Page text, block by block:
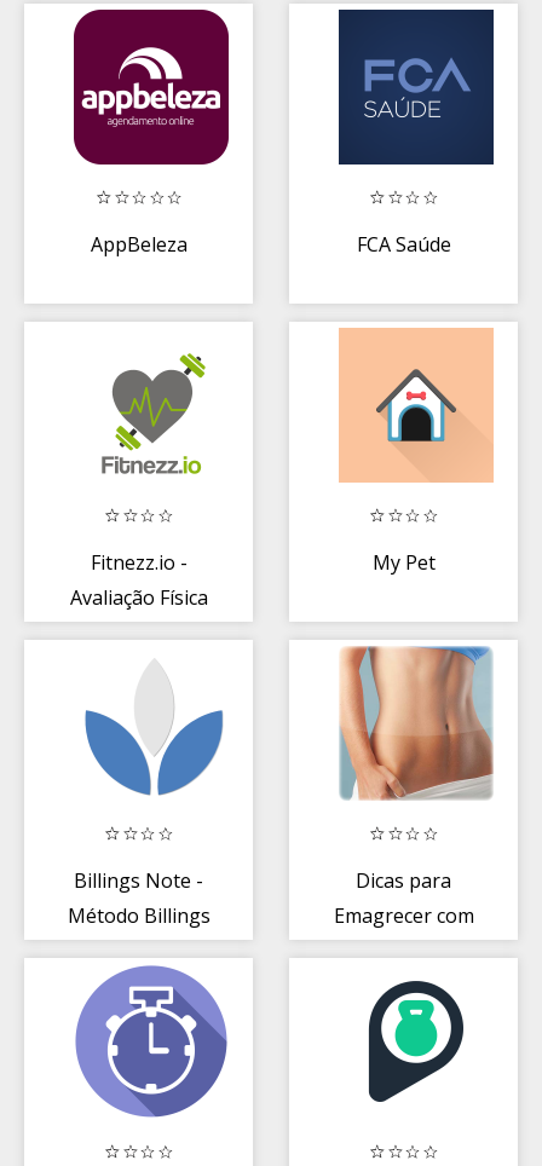
AppBeleza FCA Saúde
Fitnezz.io -
Avaliação Física
My Pet
Billings Note -
Método Billings
Dicas para
Emagrecer com